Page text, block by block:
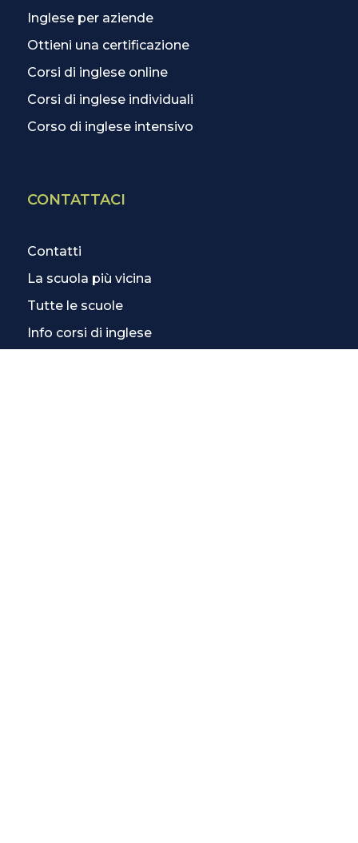
Inglese per aziende
Ottieni una certificazione
Corsi di inglese online
Corsi di inglese individuali
Corso di inglese intensivo
CONTATTACI
Contatti
La scuola più vicina
Tutte le scuole
Info corsi di inglese